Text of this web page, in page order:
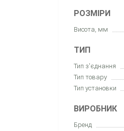
РОЗМІРИ
Висота, мм
ТИП
Тип з'єднання
Тип товару
Тип установки
ВИРОБНИК
Бренд